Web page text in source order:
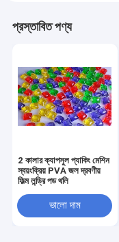
প্রস্তাবিত পণ্য
2 কালার ক্যাপসুল প্যাকিং মেশিন
স্বয়ংক্রিয় PVA জল দ্রবণীয়
ফিল্ম লন্ড্রি পড থলি
ভালো দাম